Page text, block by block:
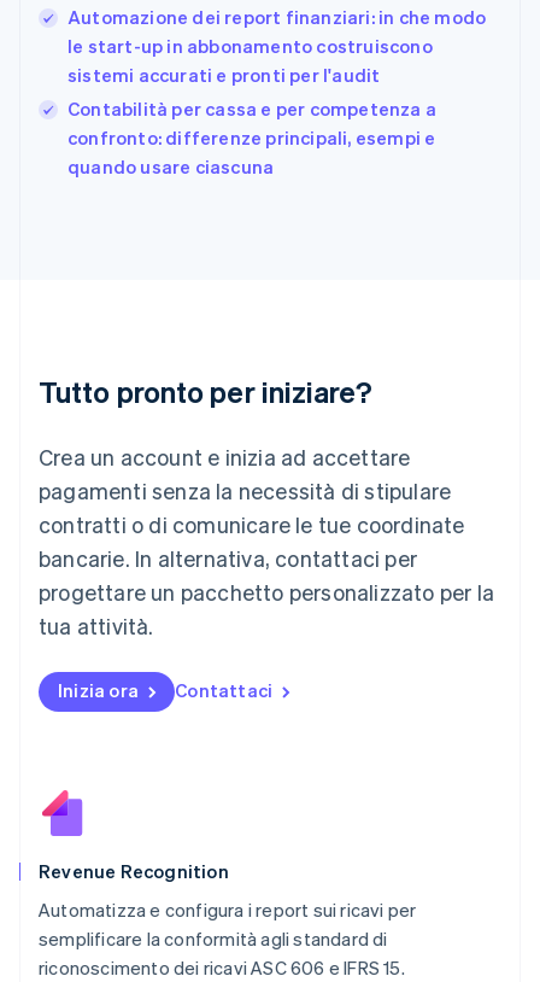
Automazione dei report finanziari: in che modo
le start-up in abbonamento costruiscono
sistemi accurati e pronti per l'audit
Contabilità per cassa e per competenza a
confronto: differenze principali, esempi e
quando usare ciascuna
Tutto pronto per iniziare?
Crea un account e inizia ad accettare
pagamenti senza la necessità di stipulare
contratti o di comunicare le tue coordinate
bancarie. In alternativa, contattaci per
progettare un pacchetto personalizzato per la
tua attività.
Inizia ora Contattaci
Revenue Recognition
Automatizza e configura i report sui ricavi per
semplificare la conformità agli standard di
riconoscimento dei ricavi ASC 606 e IFRS 15.
Giappone
日本語 English
English
Grecia
English
India
English
Lituania
Lussemburgo
Deutsch English
Malaysia
English 简体中文
Malta
Messico
EspañolEnglish
English
Nuova Zelanda
Polonia
Portogallo
PortuguêsEnglish
English简体中文
Regno Unito
English